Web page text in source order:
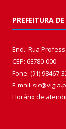
PREFEITURA
End.: Rua
CEP: 68780-000
Fone: (91) 98467-
E-mail:
Horário de